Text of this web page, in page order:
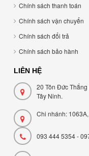
Chính sách thanh toán
Chính sách vận chuyển
Chính sách đổi trả
Chính sách bảo hành
LIÊN HỆ
20 Tôn Đức
Tây Ninh.
Chi nhánh:
093 444 5354 -